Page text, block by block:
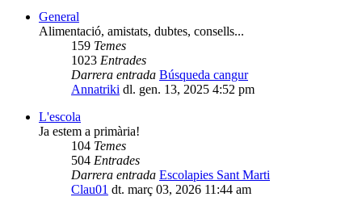
General
Alimentació, amistats, dubtes, consells...
159 Temes
1023 Entrades
Darrera entrada Búsqueda cangur
Annatriki dl. gen. 13, 2025 4:52 pm
L'escola
Ja estem a primària!
104 Temes
504 Entrades
Darrera entrada Escolapies Sant Marti
Clau01 dt. març 03, 2026 11:44 am